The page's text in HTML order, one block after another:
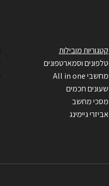
קטגוריות מובילות
טלפונים וסמארטפונים
מחשבי All in one
שעונים חכמים
מסכי מחשב
אביזרי גיימינג